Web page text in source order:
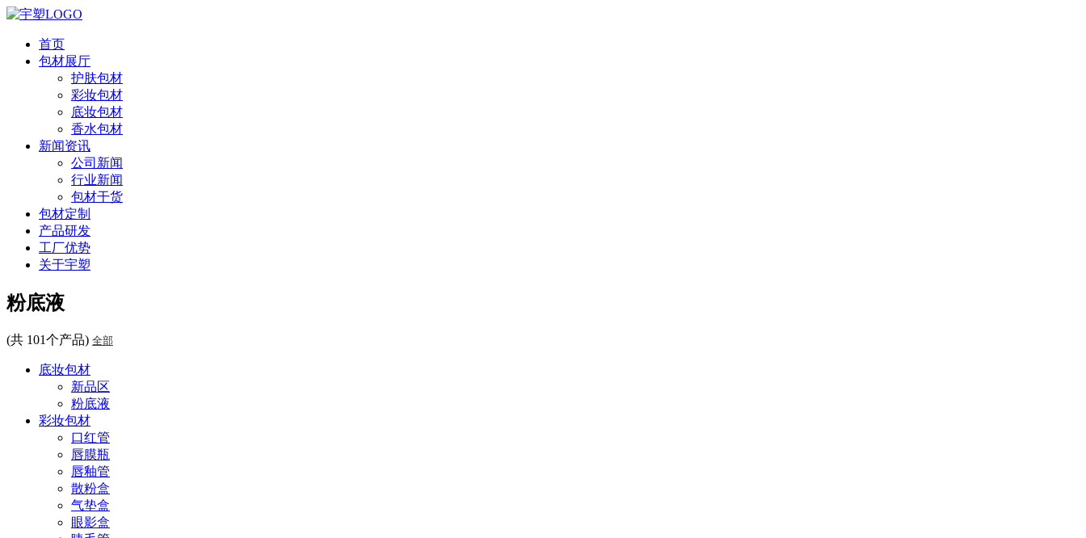
首页
包材展厅
护肤包材
彩妆包材
底妆包材
香水包材
新闻资讯
公司新闻
行业新闻
包材干货
包材定制
产品研发
工厂优势
关于宇塑
粉底液
(共 101个产品) 全部
底妆包材
新品区
粉底液
彩妆包材
口红管
唇膜瓶
唇釉管
散粉盒
气垫盒
眼影盒